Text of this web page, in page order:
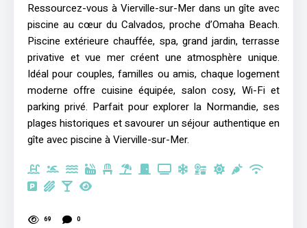
Ressourcez-vous à Vierville-sur-Mer dans un gîte avec
piscine au cœur du Calvados, proche d’Omaha Beach.
Piscine extérieure chauffée, spa, grand jardin, terrasse
privative et vue mer créent une atmosphère unique.
Idéal pour couples, familles ou amis, chaque logement
moderne offre cuisine équipée, salon cosy, Wi-Fi et
parking privé. Parfait pour explorer la Normandie, ses
plages historiques et savourer un séjour authentique en
gîte avec piscine à Vierville-sur-Mer.
69 0